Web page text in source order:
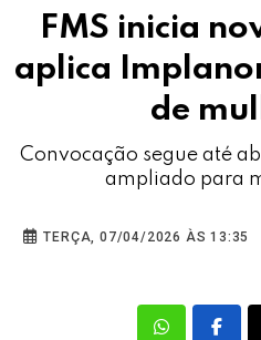
FMS inicia
aplica
de
Convocação segue até
ampliado para
TERÇA, 07/04/2026 ÀS 13:35